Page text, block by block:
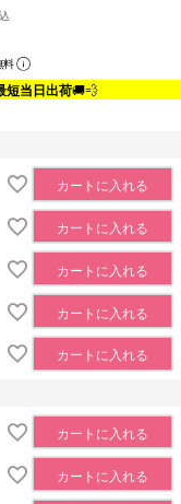
料
短当日出荷🚚💨
カートに入れる
カートに入れる
カートに入れる
カートに入れる
カートに入れる
カートに入れる
カートに入れる